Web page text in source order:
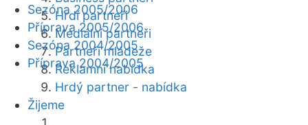
Hrdí partneři
Mediální partneři
Partneři mládeže
Reklamní nabídka
Hrdý partner - nabídka
Žijeme
Sezóna 2005/2006
Příprava 2005/2006
Sezóna 2004/2005
Příprava 2004/2005